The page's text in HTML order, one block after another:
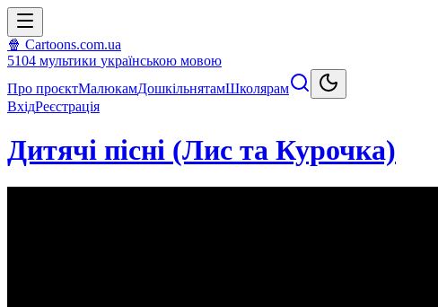
🍿 Cartoons.com.ua
5104 мультики українською мовою
Про проєктМалюкамДошкільнятамШколярам
ВхідРеєстрація
Дитячі пісні (Лис та Курочка)